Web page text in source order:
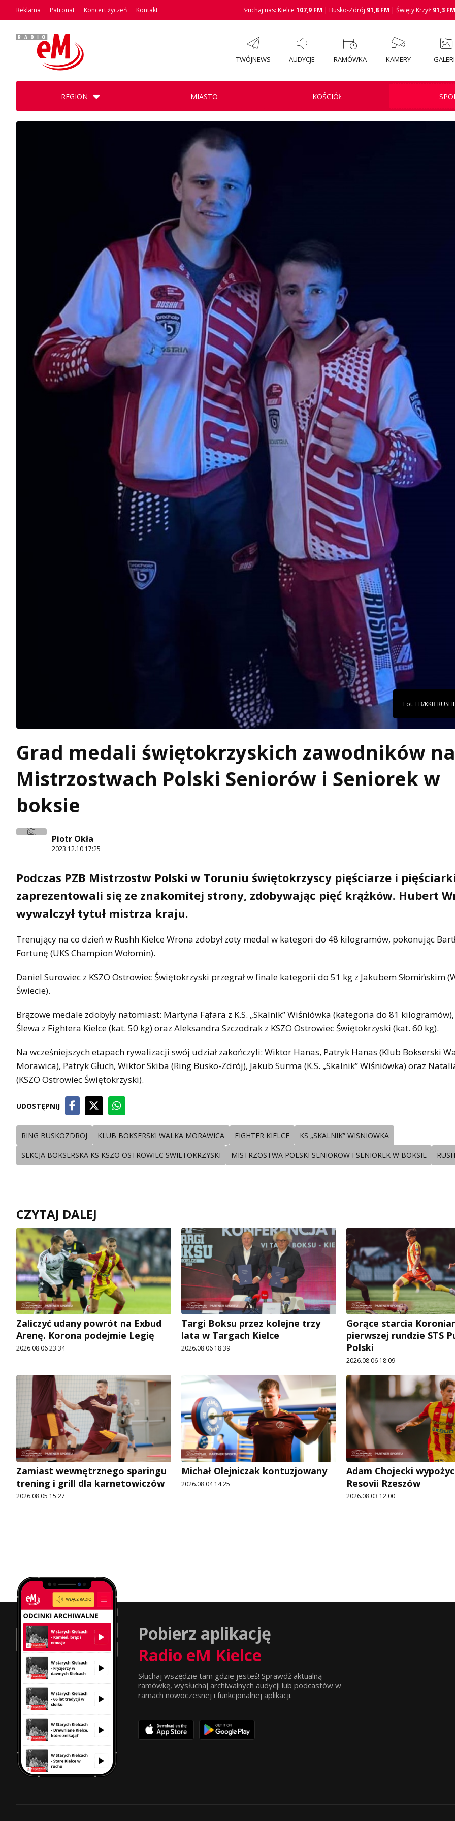
Reklama Patronat Koncert życzeń Kontakt Słuchaj nas: Kielce 107,9 FM | Busko-Zdrój 91,8 FM | Święty Krzyż 91,3 FM
TWÓJNEWS AUDYCJE RAMÓWKA KAMERY
REGION MIASTO KOŚCIÓŁ
Fot. FB/KKB
Grad medali świętokrzyskich zawodników na
Mistrzostwach Polski Seniorów i Seniorek w
boksie
Piotr Okła
2023.12.10 17:25
Podczas PZB Mistrzostw Polski w Toruniu świętokrzyscy pięściarze i
zaprezentowali się ze znakomitej strony, zdobywając pięć krążków. Hubert
wywalczył tytuł mistrza kraju.
Trenujący na co dzień w Rushh Kielce Wrona zdobył zoty medal w kategori do 48 kilogramów, pokonując
Fortunę (UKS Champion Wołomin).
Daniel Surowiec z KSZO Ostrowiec Świętokrzyski przegrał w finale kategorii do 51 kg z Jakubem Słomińskim
Świecie).
Brązowe medale zdobyły natomiast: Martyna Fąfara z K.S. „Skalnik” Wiśniówka (kategoria do 81
Ślewa z Fightera Kielce (kat. 50 kg) oraz Aleksandra Szczodrak z KSZO Ostrowiec Świętokrzyski (kat. 60 kg).
Na wcześniejszych etapach rywalizacji swój udział zakończyli: Wiktor Hanas, Patryk Hanas (Klub Bokserski
Morawica), Patryk Głuch, Wiktor Skiba (Ring Busko-Zdrój), Jakub Surma (K.S. „Skalnik” Wiśniówka) oraz
(KSZO Ostrowiec Świętokrzyski).
UDOSTĘPNIJ
RING BUSKOZDROJ KLUB BOKSERSKI WALKA MORAWICA FIGHTER KIELCE KS „SKALNIK” WISNIOWKA
SEKCJA BOKSERSKA KS KSZO OSTROWIEC SWIETOKRZYSKI MISTRZOSTWA POLSKI SENIOROW I SENIOREK W BOKSIE
CZYTAJ DALEJ
Zaliczyć udany powrót na Exbud
Arenę. Korona podejmie Legię
2026.08.06 23:34
Targi Boksu przez kolejne trzy
lata w Targach Kielce
2026.08.06 18:39
Gorące starcia
pierwszej rundzie STS
Polski
2026.08.06 18:09
Zamiast wewnętrznego sparingu
trening i grill dla karnetowiczów
2026.08.05 15:27
Michał Olejniczak kontuzjowany
2026.08.04 14:25
Adam Chojecki
Resovii Rzeszów
2026.08.03 12:00
Pobierz aplikację
Radio eM Kielce
Słuchaj wszędzie tam gdzie jesteś! Sprawdź aktualną
ramówkę, wysłuchaj archiwalnych audycji lub podcastów w
ramach nowoczesnej i funkcjonalnej aplikacji.